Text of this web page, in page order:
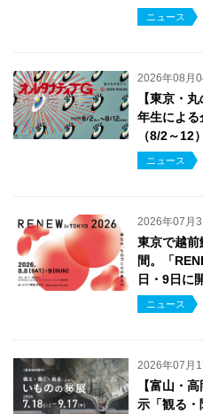
ニュース
2026年08月
【東京・
年生による
（8/2～12）
ニュース
2026年07月
東京で越前
間。「
日・9日に
ニュース
2026年07月
【富山・
示「観る